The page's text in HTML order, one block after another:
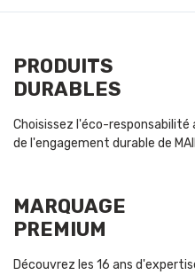
PRODUITS
DURABLES
Choisissez l'éco-responsabilité
de l'engagement durable de
MARQUAGE
PREMIUM
Découvrez les 16 ans